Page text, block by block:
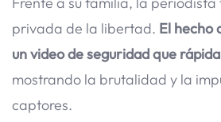
privada de la libertad. El hecho
un video de seguridad que
mostrando la brutalidad y la
captores.